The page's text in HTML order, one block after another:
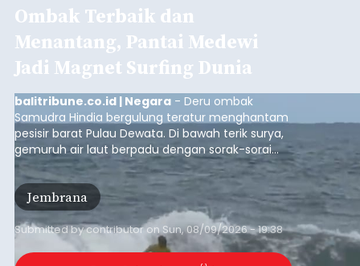
Ombak Terbaik dan
Menantang, Pantai Medewi
Jadi Magnet Surfing Dunia
balitribune.co.id | Negara - Deru ombak
Samudra Hindia bergulung teratur menghantam
pesisir barat Pulau Dewata. Di bawah terik surya,
gemuruh air laut berpadu dengan sorak-sorai
penonton yang memadati Pantai Medewi,
Kecamatan Pekutatan pada Minggu (9/8/2026).
Ratusan peselancar dari berbagai penjuru
nusantara berkompetisi menaklukan ombak
terbaik dan menantang.
Jembrana
Submitted bycontributoron Sun, 08/09/2026 - 19:38